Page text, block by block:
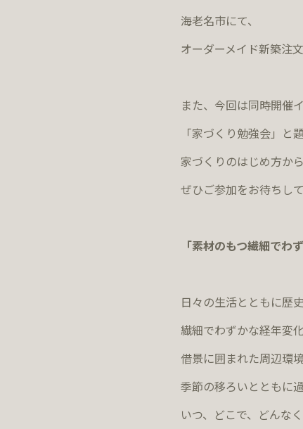
海老名市にて、
オーダーメイド新築注
また、今回は同時開催
「家づくり勉強会」と
家づくりのはじめ方か
ぜひご参加をお待ちして
「素材のもつ繊細でわ
日々の生活とともに歴
繊細でわずかな経年変
借景に囲まれた周辺環
季節の移ろいとともに
いつ、どこで、どんな